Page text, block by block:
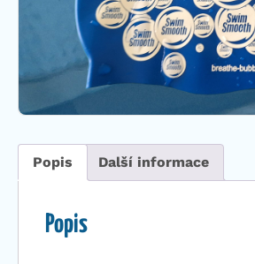
Popis Další informace
Popis